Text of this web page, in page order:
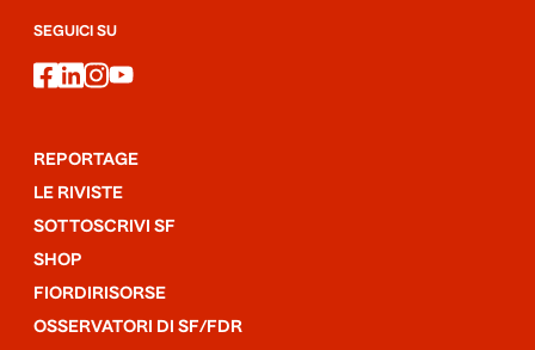
SEGUICI SU
facebook
linkedin
instagram
youtube
REPORTAGE
LE RIVISTE
SOTTOSCRIVI SF
SHOP
FIORDIRISORSE
OSSERVATORI DI SF/FDR